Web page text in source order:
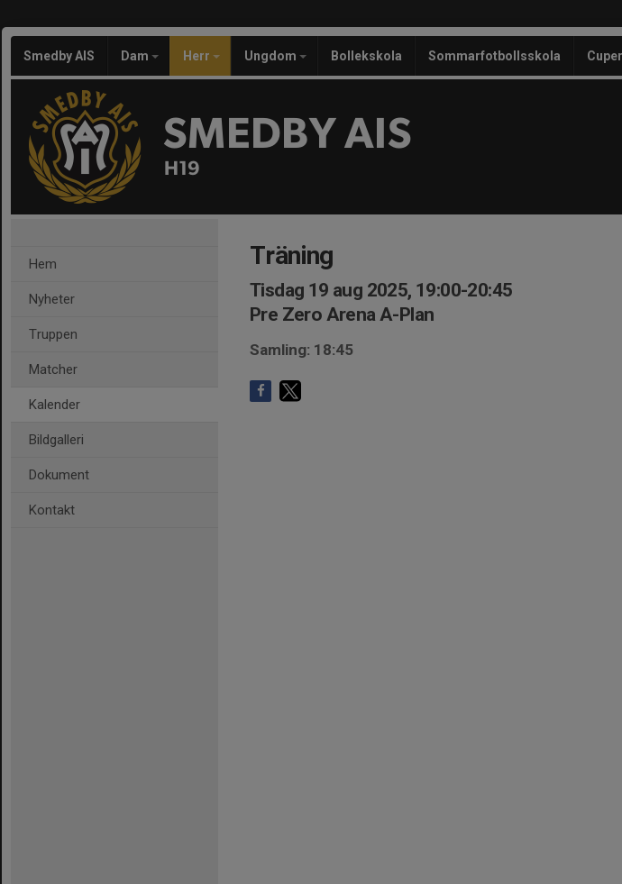
Smedby AIS Dam Herr Ungdom Bollekskola Sommarfotbollsskola Cuper
SMEDBY AIS
H19
Hem
Nyheter
Truppen
Matcher
Kalender
Bildgalleri
Dokument
Kontakt
Träning
Tisdag 19 aug 2025, 19:00-20:45
Pre Zero Arena A-Plan
Samling: 18:45